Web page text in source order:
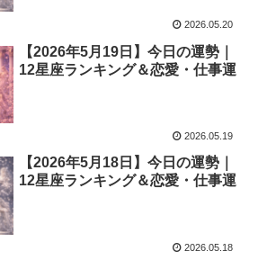
2026.05.20
【2026年5月19日】今日の運勢｜
12星座ランキング＆恋愛・仕事運
2026.05.19
【2026年5月18日】今日の運勢｜
12星座ランキング＆恋愛・仕事運
2026.05.18